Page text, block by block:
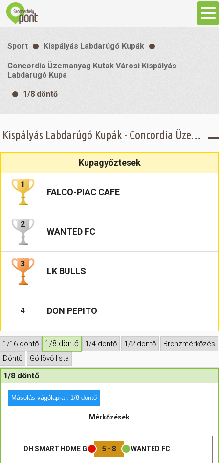
Programok
Látnivalók
Szállás
Sport
Szabadidő
Hasznos
Sport Kispályás Labdarúgó Kupák
Concordia Üzemanyag Kutak Városi Kispályás
Labdarugó Kupa
1/8 döntő
Kispályás Labdarúgó Kupák - Concordia Üzemanyag Kutak Városi Kispályás Labdarugó Kupa - 1/8 döntő
Kupagyőztesek
1
FALCO-PIAC CAFE
2
WANTED FC
3
LK BULLS
4 DON PEPITO
1/16 döntő 1/8 döntő 1/4 döntő 1/2 döntő
Bronzmérkőzés
Döntő
Góllövő lista
1/8 döntő
Másolás vágólapra : 1/8 döntő
Mérkőzések
DH SMART HOME G 5 - 8 WANTED FC